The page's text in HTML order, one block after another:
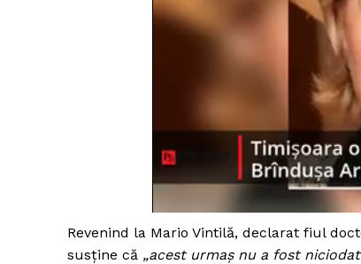
Revenind la Mario Vintilă, declarat fiul
susţine că „acest urmaş nu a fost